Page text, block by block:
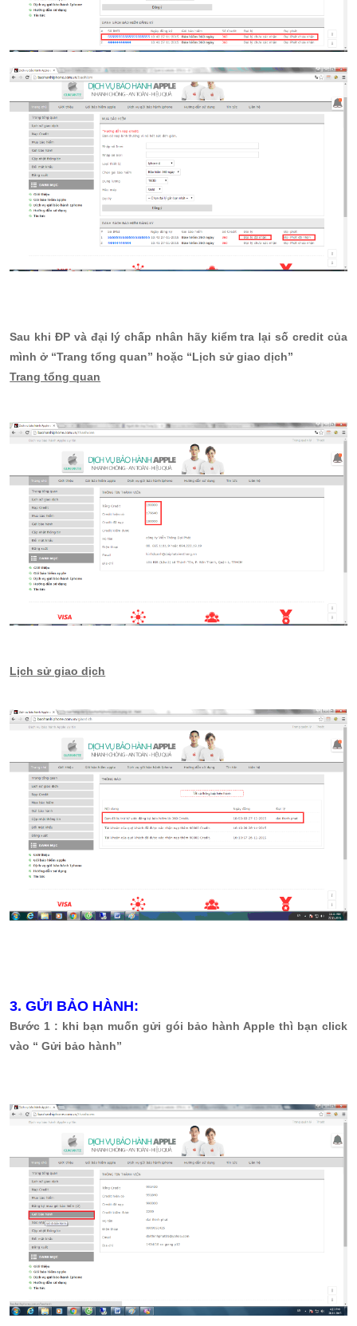
Sau khi ĐP và đại lý chấp nhân hãy kiểm tra lại số credit của
mình ở “Trang tổng quan” hoặc “Lịch sử giao dịch”
Trang tổng quan
Lịch sử giao dịch
3. GỬI BẢO HÀNH:
Bước 1 : khi bạn muốn gửi gói bảo hành Apple thì bạn click
vào “ Gửi bảo hành”